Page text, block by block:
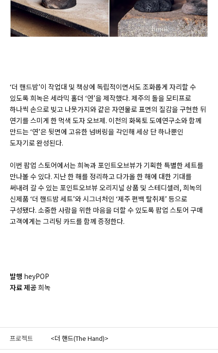
‘더 핸드밤’이 작업대 및 책상에 독립적이면서도 조화롭게 자리할 수
있도록 희녹은 세라믹 홀더 ‘연’을 제작했다. 제주의 돌을 모티프로
하나씩 손으로 빚고 나뭇가지와 같은 자연물로 표면의 질감을 구현한 뒤
연기를 스미게 한 먹색 도자 오브제. 이천의 화목토 도예연구소와 함께
만드는 ‘연’은 뒷면에 고유한 넘버링을 각인해 세상 단 하나뿐인
도자기로 완성된다.
이번 팝업 스토어에서는 희녹과 포인트오브뷰가 기획한 특별한 세트를
만나볼 수 있다. 지난 한 해를 정리하고 다가올 한 해에 대한 기대를
써내려 갈 수 있는 포인트오브뷰 오리지널 상품 및 스테디셀러, 희녹의
신제품 ‘더 핸드밤 세트’와 시그너처인 ‘제주 편백 탈취제’ 등으로
구성됐다. 소중한 사람을 위한 마음을 더할 수 있도록 팝업 스토어 구매
고객에게는 그리팅 카드를 함께 증정한다.
발행 heyPOP
자료 제공희녹
프로젝트 <더 핸드(The Hand)>